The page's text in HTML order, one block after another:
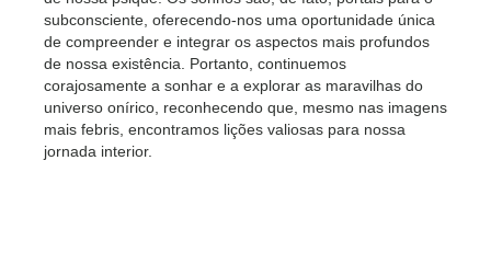
subconsciente, oferecendo-nos uma oportunidade única
de compreender e integrar os aspectos mais profundos
de nossa existência. Portanto, continuemos
corajosamente a sonhar e a explorar as maravilhas do
universo onírico, reconhecendo que, mesmo nas imagens
mais febris, encontramos lições valiosas para nossa
jornada interior.